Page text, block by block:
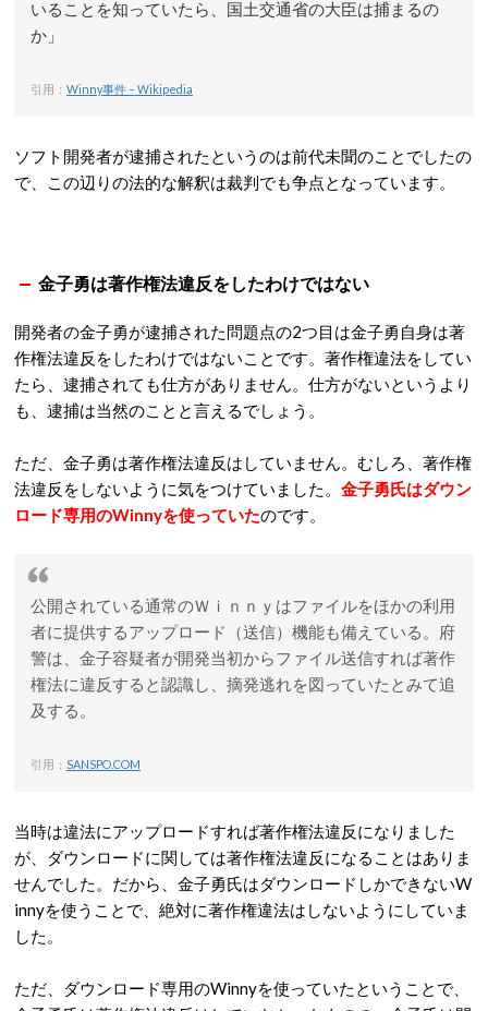
いることを知っていたら、国土交通省の大臣は捕まるの
か」
引用： Winny事件 – Wikipedia
ソフト開発者が逮捕されたというのは前代未聞のことでしたの
で、この辺りの法的な解釈は裁判でも争点となっています。
金子勇は著作権法違反をしたわけではない
開発者の金子勇が逮捕された問題点の2つ目は金子勇自身は著
作権法違反をしたわけではないことです。著作権違法をしてい
たら、逮捕されても仕方がありません。仕方がないというより
も、逮捕は当然のことと言えるでしょう。
ただ、金子勇は著作権法違反はしていません。むしろ、著作権
法違反をしないように気をつけていました。 金子勇氏はダウン
ロード専用のWinnyを使っていたのです。
公開されている通常のＷｉｎｎｙはファイルをほかの利用
者に提供するアップロード（送信）機能も備えている。府
警は、金子容疑者が開発当初からファイル送信すれば著作
権法に違反すると認識し、摘発逃れを図っていたとみて追
及する。
引用： SANSPO.COM
当時は違法にアップロードすれば著作権法違反になりました
が、ダウンロードに関しては著作権法違反になることはありま
せんでした。だから、金子勇氏はダウンロードしかできないW
innyを使うことで、絶対に著作権違法はしないようにしていま
した。
ただ、ダウンロード専用のWinnyを使っていたということで、